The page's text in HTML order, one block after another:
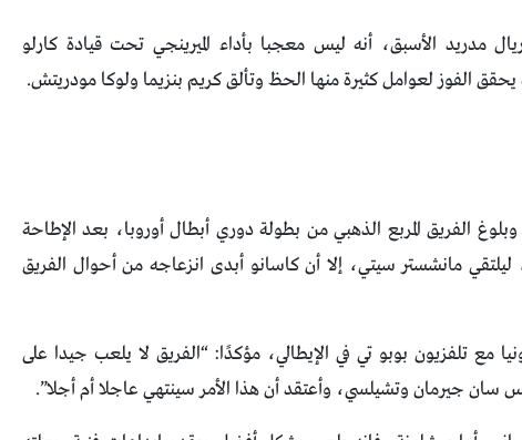
مدريد الأسبق، أنه ليس معجبا بأداء الميرينجي تحت قيادة كارلو
الفوز لعوامل كثيرة منها الحظ وتألق كريم بنزيما ولوكا مودريتش.
الفريق المربع الذهبي من بطولة دوري أبطال أوروبا، بعد الإطاحة
مانشستر سيتي، إلا أن كاسانو أبدى انزعاجه من أحوال الفريق
مع تلفزيون بوبو تي في الإيطالي، مؤكدًا: “الفريق لا يلعب جيدا على
سان جيرمان وتشيلسي، وأعتقد أن هذا الأمر سينتهي عاجلا أم أجلا”.